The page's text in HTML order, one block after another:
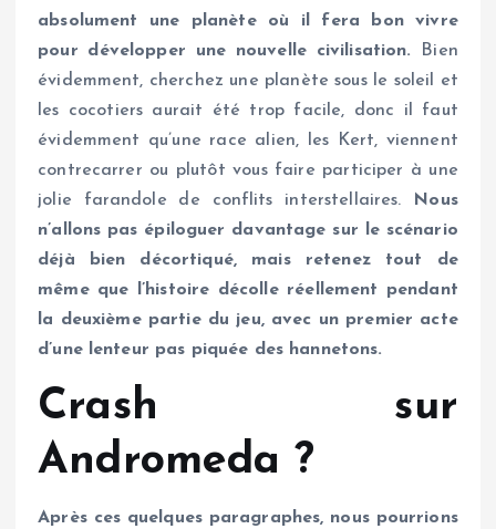
absolument une planète où il fera bon vivre
pour développer une nouvelle civilisation. Bien
évidemment, cherchez une planète sous le soleil et
les cocotiers aurait été trop facile, donc il faut
évidemment qu’une race alien, les Kert, viennent
contrecarrer ou plutôt vous faire participer à une
jolie farandole de conflits interstellaires.
Nous
n’allons pas épiloguer davantage sur le scénario
déjà bien décortiqué, mais retenez tout de
même que l’histoire décolle réellement pendant
la deuxième partie du jeu, avec un premier acte
d’une lenteur pas piquée des hannetons.
Crash sur
Andromeda ?
Après ces quelques paragraphes, nous pourrions